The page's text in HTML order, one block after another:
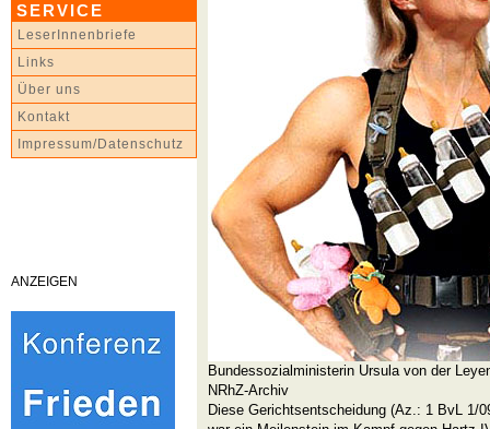
SERVICE
LeserInnenbriefe
Links
Über uns
Kontakt
Impressum/Datenschutz
ANZEIGEN
Bundessozialministerin Ursula von der
NRhZ-Archiv
Diese Gerichtsentscheidung (Az.: 1 BvL 1/